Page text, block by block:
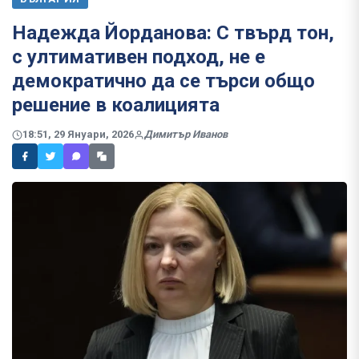
Надежда Йорданова: С твърд тон,
с ултимативен подход, не е
демократично да се търси общо
решение в коалицията
18:51, 29 Януари, 2026 Димитър Иванов